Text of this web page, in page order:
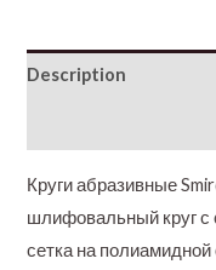
Description
Круги абразивные
шлифовальный круг с
сетка на